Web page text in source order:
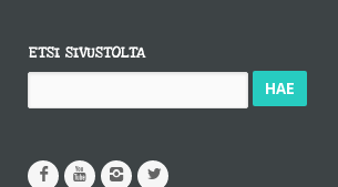
ETSI SIVUSTOLTA